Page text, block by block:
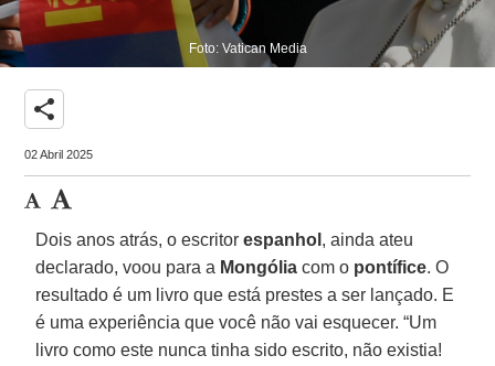
Foto: Vatican Media
share
02 Abril 2025
Dois anos atrás, o escritorespanhol , ainda ateu
declarado, voou para a Mongólia com o pontífice. O
resultado é um livro que está prestes a ser lançado. E
é uma experiência que você não vai esquecer. “Um
livro como este nunca tinha sido escrito, não existia!